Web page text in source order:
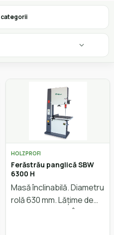
HOLZPROFI
Ferăstrău panglică SBW
6300 H
Masă înclinabilă. Diametru
rolă 630 mm. Lățime de
trecere 620 mm. Înălțime